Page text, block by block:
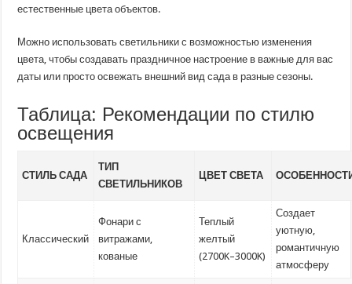
естественные цвета объектов.
Можно использовать светильники с возможностью изменения
цвета, чтобы создавать праздничное настроение в важные для вас
даты или просто освежать внешний вид сада в разные сезоны.
Таблица: Рекомендации по стилю
освещения
СТИЛЬ САДА
ТИП
СВЕТИЛЬНИКОВ
ЦВЕТ СВЕТА
Классический
Фонари с
витражами,
кованые
Теплый
желтый
(2700K–3000K)
Создает
уютную,
романтичную
атмосферу